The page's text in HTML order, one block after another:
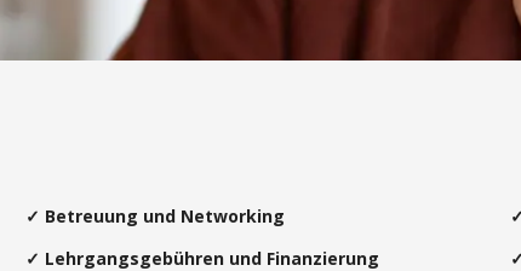
✓ Betreuung und Networking
✓ Lehrgangsgebühren und Finanzierung